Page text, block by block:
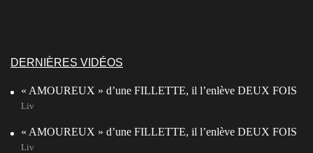
DERNIÈRES VIDÉOS
« AMOUREUX » d’une FILLETTE, il l’enlève DEUX FOIS
Liv
« AMOUREUX » d’une FILLETTE, il l’enlève DEUX FOIS
Liv